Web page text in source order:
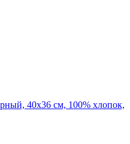
40x36 см, 100% хлопок,